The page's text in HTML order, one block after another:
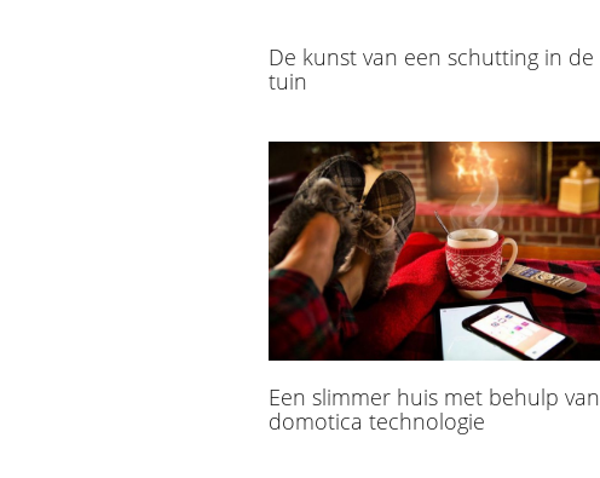
De kunst van een schutting in de
tuin
Een slimmer huis met behulp van
domotica technologie